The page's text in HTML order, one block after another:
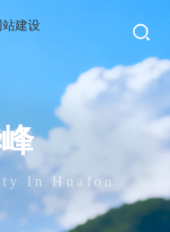
In Huafon